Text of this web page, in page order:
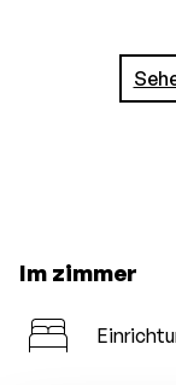
Im zimmer